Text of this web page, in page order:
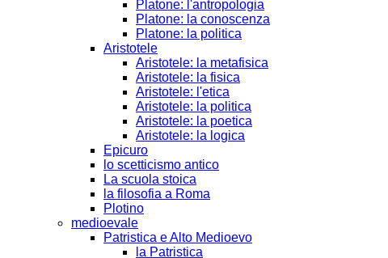
Platone: l'antropologia
Platone: la conoscenza
Platone: la politica
Aristotele
Aristotele: la metafisica
Aristotele: la fisica
Aristotele: l'etica
Aristotele: la politica
Aristotele: la poetica
Aristotele: la logica
Epicuro
lo scetticismo antico
La scuola stoica
la filosofia a Roma
Plotino
medioevale
Patristica e Alto Medioevo
la Patristica